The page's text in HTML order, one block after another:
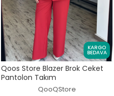
KARGO
BEDAVA
Qoos Store Blazer Brok Ceket
Pantolon Takım
QooQStore